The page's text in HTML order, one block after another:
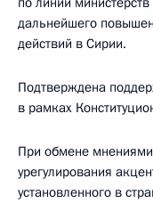
дальнейшего
действий в Сирии.
Подтверждена
в рамках
При обмене
урегулирования
установленного в